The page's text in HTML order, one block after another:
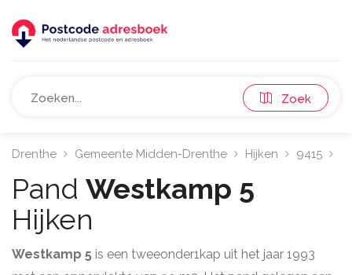
Zoek
Drenthe Gemeente Midden-Drenthe Hijken 9415
Pand Westkamp 5
Hijken
Westkamp 5 is een tweeonder1kap uit het jaar 1993